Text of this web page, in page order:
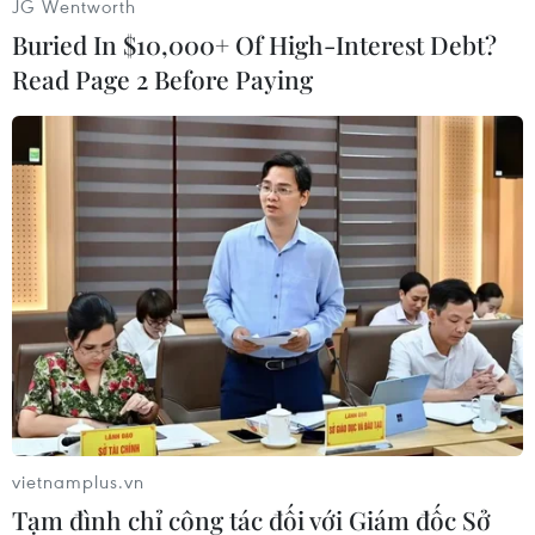
#Liên hợp quốc #Người di cư
#Tàu chìm
#Người di cư châu Phi
Theo dõi VietnamPlus
TIN LIÊN QUAN
JG Wentworth
Buried In $10,000+ Of High-Interest Debt?
Read Page 2 Before Paying
vietnamplus.vn
Tạm đình chỉ công tác đối với Giám đốc Sở